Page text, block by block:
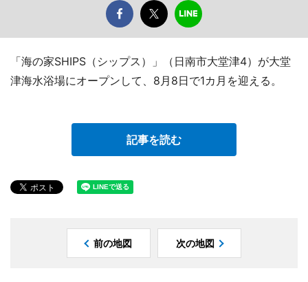
「海の家SHIPS（シップス）」（日南市大堂津4）が大堂
津海水浴場にオープンして、8月8日で1カ月を迎える。
記事を読む
前の地図 次の地図